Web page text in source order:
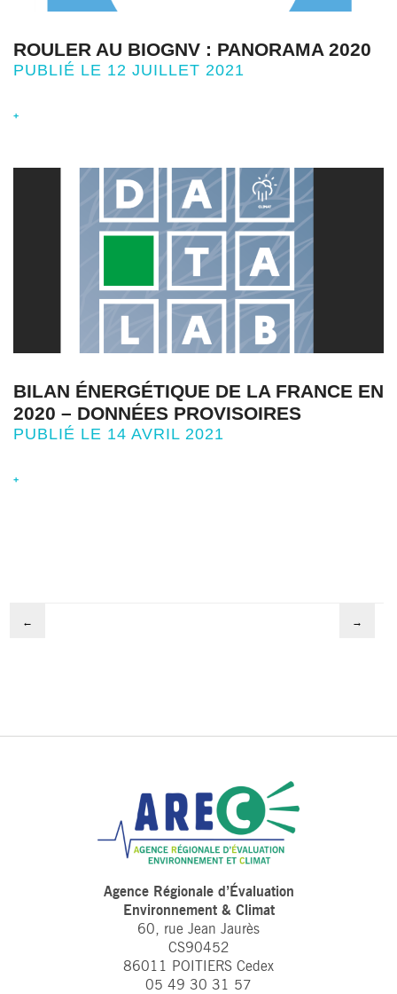
ROULER AU BIOGNV : PANORAMA 2020
PUBLIÉ LE 12 JUILLET 2021
+
BILAN ÉNERGÉTIQUE DE LA FRANCE EN
2020 – DONNÉES PROVISOIRES
PUBLIÉ LE 14 AVRIL 2021
+
← →
Agence Régionale d’Évaluation
Environnement & Climat
60, rue Jean Jaurès
CS90452
86011 POITIERS Cedex
05 49 30 31 57